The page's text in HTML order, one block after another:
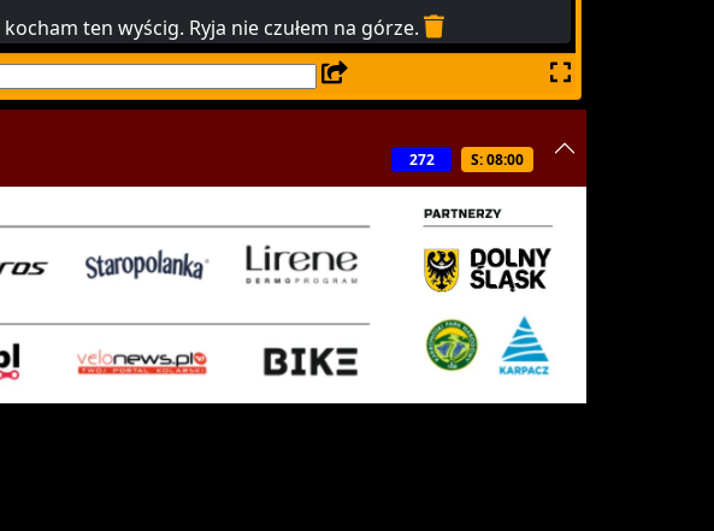
ten wyścig. Ryja nie czułem na górze.
S: 08:00
272